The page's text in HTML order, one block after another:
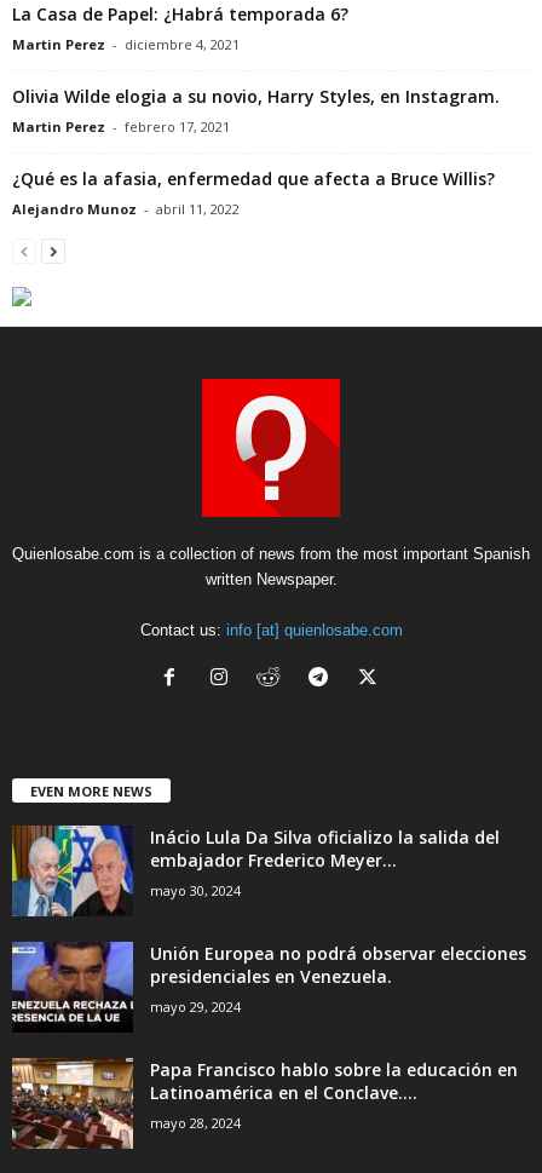
La Casa de Papel: ¿Habrá temporada 6?
Martin Perez - diciembre 4, 2021
Olivia Wilde elogia a su novio, Harry Styles, en Instagram.
Martin Perez - febrero 17, 2021
¿Qué es la afasia, enfermedad que afecta a Bruce Willis?
Alejandro Munoz - abril 11, 2022
Quienlosabe.com is a collection of news from the most important Spanish
written Newspaper.
Contact us: info [at] quienlosabe.com
EVEN MORE NEWS
Inácio Lula Da Silva oficializo la salida del
embajador Frederico Meyer...
mayo 30, 2024
Unión Europea no podrá observar elecciones
presidenciales en Venezuela.
mayo 29, 2024
Papa Francisco hablo sobre la educación en
Latinoamérica en el Conclave....
mayo 28, 2024